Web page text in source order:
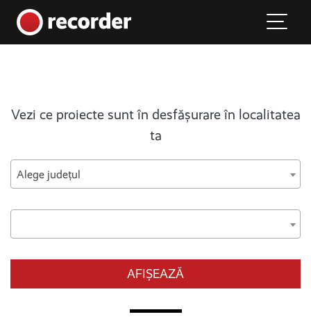
Main Navigation
Vezi ce proiecte sunt în desfășurare în localitatea
ta
Alege județul
AFIȘEAZĂ